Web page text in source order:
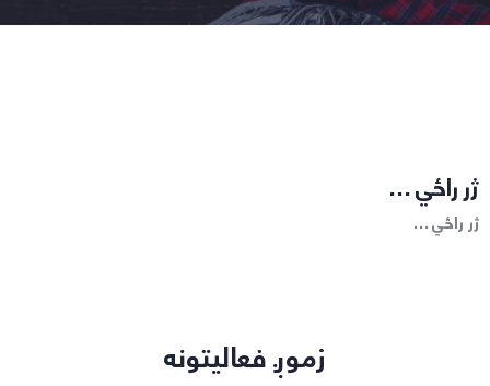
ژر راځي ...
ژر راځي …
زموږ فعالیتونه